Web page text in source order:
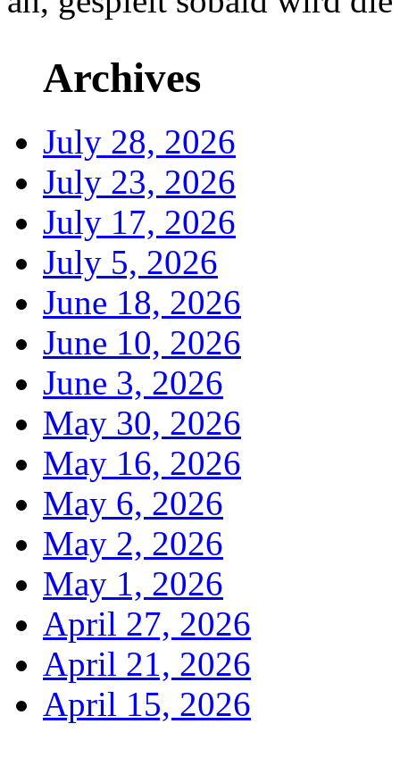
Archives
July 28, 2026
July 23, 2026
July 17, 2026
July 5, 2026
June 18, 2026
June 10, 2026
June 3, 2026
May 30, 2026
May 16, 2026
May 6, 2026
May 2, 2026
May 1, 2026
April 27, 2026
April 21, 2026
April 15, 2026